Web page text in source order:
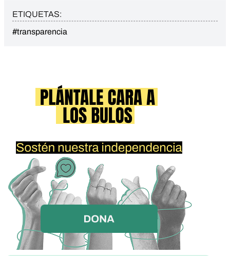
ETIQUETAS:
#transparencia